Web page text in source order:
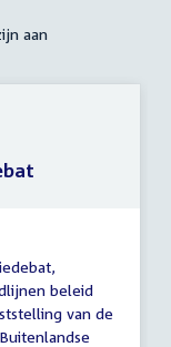
aan
beleid
van de